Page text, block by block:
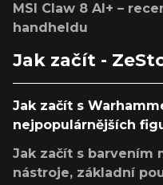
MSI Claw 8 AI+ –
handheldu
Jak začít -
Jak začít s
nejpopulárnějších
Jak začít s barvením
nástroje, základní